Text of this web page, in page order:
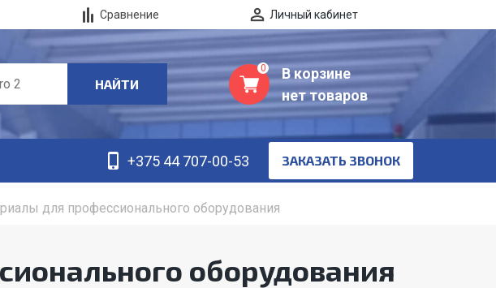
Сравнение Личный кабинет
НАЙТИ
0
В корзине
нет товаров
+375 44 707-00-53 ЗАКАЗАТЬ ЗВОНОК
для профессионального оборудования
оборудования